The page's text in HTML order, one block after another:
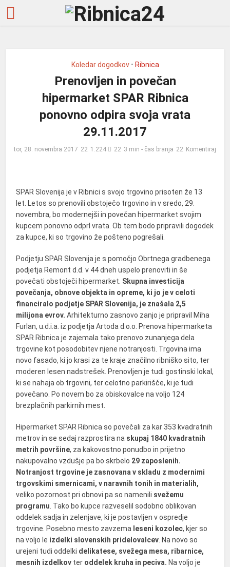
Koledar dogodkov • Ribnica
Prenovljen in povečan
hipermarket SPAR Ribnica
ponovno odpira svoja vrata
29.11.2017
tor, 28. novembra 2017 1.224 3 min - čas branja Komentiraj
SPAR Slovenija je v Ribnici s svojo trgovino prisoten že 13
let. Letos so prenovili obstoječo trgovino in v sredo, 29.
novembra, bo modernejši in povečan hipermarket svojim
kupcem ponovno odprl vrata. Ob tem bodo pripravili dogodek
za kupce, ki so trgovino že pošteno pogrešali.
Podjetju SPAR Slovenija je s pomočjo Obrtnega gradbenega
podjetja Remont d.d. v 44 dneh uspelo prenoviti in še
povečati obstoječi hipermarket. Skupna investicija
povečanja, obnove objekta in opreme, ki jo je v celoti
financiralo podjetje SPAR Slovenija, je znašala 2,5
milijona evrov.Arhitekturno zasnovo zanjo je pripravil Miha
Furlan, u.d.i.a. iz podjetja Artoda d.o.o. Prenova hipermarketa
SPAR Ribnica je zajemala tako prenovo zunanjega dela
trgovine kot posodobitev njene notranjosti. Trgovina ima
novo fasado, ki jo krasi za te kraje značilno ribniško sito, ter
moderen lesen nadstrešek. Prenovljen je tudi gostinski lokal,
ki se nahaja ob trgovini, ter celotno parkirišče, ki je tudi
povečano. Po novem bo za obiskovalce na voljo 124
brezplačnih parkirnih mest.
Hipermarket SPAR Ribnica so povečali za kar 353 kvadratnih
metrov in se sedaj razprostira na skupaj 1840 kvadratnih
metrih površine, za kakovostno ponudbo in prijetno
nakupovalno vzdušje pa bo skrbelo 29 zaposlenih.
Notranjost trgovine je zasnovana v skladu z modernimi
trgovskimi smernicami, v naravnih tonih in materialih,
veliko pozornost pri obnovi pa so namenili svežemu
programu . Tako bo kupce razveselil sodobno oblikovan
oddelek sadja in zelenjave, ki je postavljen v ospredje
trgovine. Posebno mesto zavzema leseni kozolec, kjer so
na voljo le izdelki slovenskih pridelovalcev . Na novo so
urejeni tudi oddelki delikatese, svežega mesa, ribarnice,
mesnih izdelkov ter oddelek kruha in peciva. Na voljo je